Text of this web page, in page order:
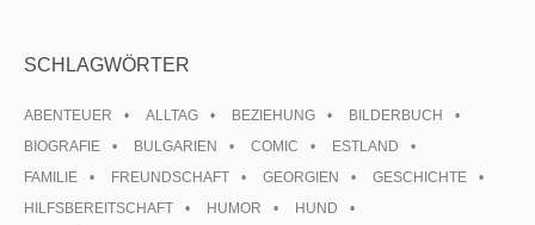
SCHLAGWÖRTER
ABENTEUER ALLTAG BEZIEHUNG
BILDERBUCH
BIOGRAFIE
BULGARIEN COMIC
ESTLAND
FAMILIE
FREUNDSCHAFT GEORGIEN
GESCHICHTE
HILFSBEREITSCHAFT
HUMOR
HUND